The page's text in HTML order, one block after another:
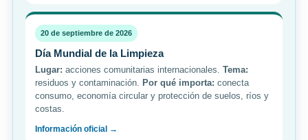
20 de septiembre de 2026
Día Mundial de la Limpieza
Lugar: acciones comunitarias internacionales. Tema:
residuos y contaminación. Por qué importa: conecta
consumo, economía circular y protección de suelos, ríos y
costas.
Información oficial →